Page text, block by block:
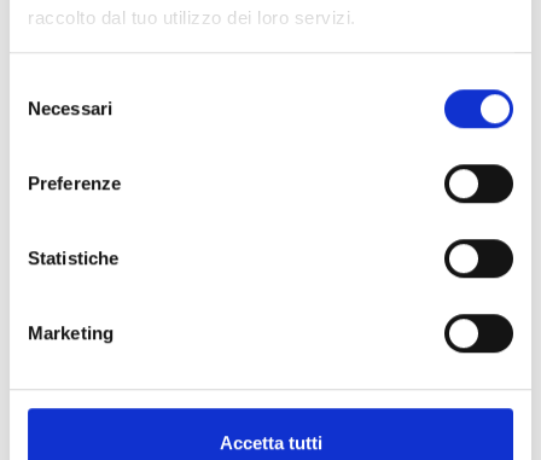
raccolto dal tuo utilizzo dei loro servizi.
delNecessari
Preferenze
Statistiche
Marketing
Accetta tutti
interfaccia su I-BUS, segnalatore
Sirena per esterno autoalimentata